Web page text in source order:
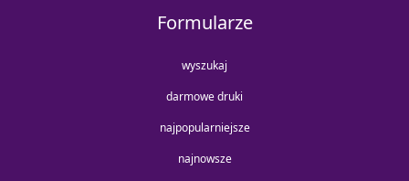
Formularze
wyszukaj
darmowe druki
najpopularniejsze
najnowsze